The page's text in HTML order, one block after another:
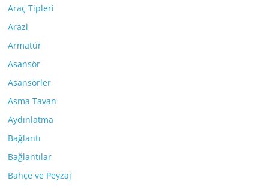
Araç Tipleri
Arazi
Armatür
Asansör
Asansörler
Asma Tavan
Aydınlatma
Bağlantı
Bağlantılar
Bahçe ve Peyzaj